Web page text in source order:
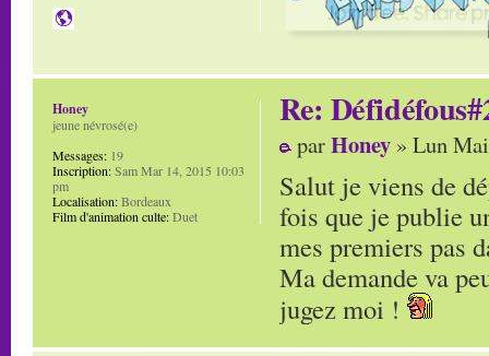
Re:
parHoney » Lun
Salut je viens de
fois que je publie
mes premiers pas
Ma demande va
jugez moi !
Honey
jeune névrosé(e)
Messages: 19
Inscription:Sam Mar 14, 2015 10:03
pm
Localisation:Bordeaux
Film d'animation culte:Duet